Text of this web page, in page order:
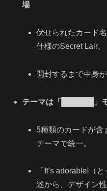
場
伏せられたカード
仕様のSecret Lair。
開封するまで中身
テーマは「██████」
5種類のカードが含
テーマで統一。
「It’s adorable!（
述から、デザイン